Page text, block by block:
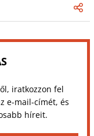
iratkozzon fel
e-mail-címét, és
híreit.